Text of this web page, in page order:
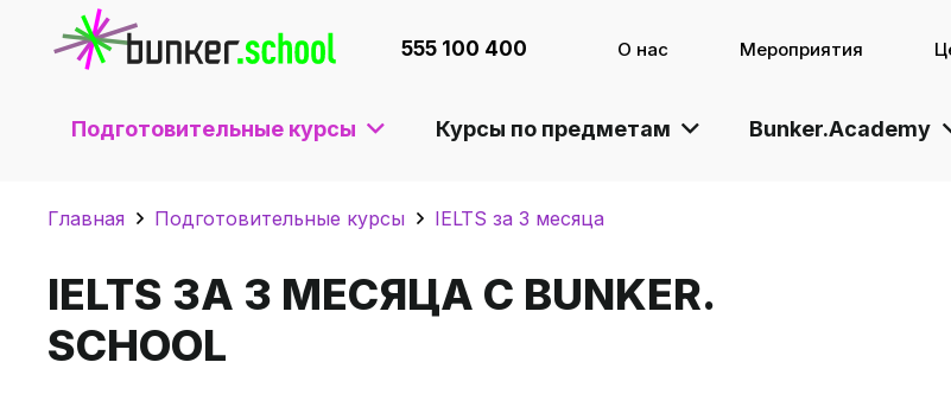
555 100 400 О нас Мероприятия
Подготовительные курсы Курсы по предметам Bunker.Academy
Главная Подготовительные курсы IELTS за 3 месяца
IELTS ЗА 3 МЕСЯЦА С BUNKER.
SCHOOL